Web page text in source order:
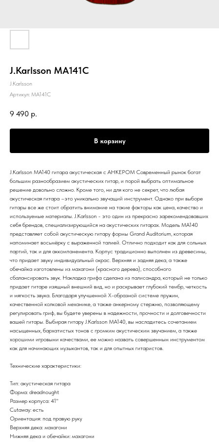
J.Karlsson MA141C
J.Karlsson
Артикул: MA141C
9 490 р.
В корзину
J.Karlsson MA140 гитара акустическая с АНКЕРОМ Современный рынок богат
большим разнообразием акустических гитар, и порой выбрать оптимальное
решение довольно сложно. Кроме того, ни для кого не секрет, что любая
акустическая гитара –это уникально звучащий инструмент. Однако при выборе
гитары все же стоит обратить внимание на такие факторы как цена, качество и
используемые материалы. J.Karlsson - это один из прекрасно зарекомендовавших
себя брендов, специализирующийся на акустических гитарах. Модель MA140
представляет собой акустическую гитару формы Grand Auditorium, которая
напоминает восьмёрку с выраженной талией. Отлично подходит как для сольных
партий, так и для аккомпанемента. Корпус традиционно выполнен из древесины,
что придает звуку индивидуальный окрас. Верхняя и задняя дека, а также
обечайка изготовлены из махагони (красного дерева), способного
сбалансировать звук. Накладка грифа сделана из палисандра, который не только
придает гитаре изящный внешний вид, но и раскрывает глубокий тембр, четкость
и мягкость звука. Благодаря улучшенной Х-образной системе пружин,
качественной колковой механике, а также анкерному стержню, позволяющему
регулировать гриф, вы будете уверены в надежности, прочности и долговечности
вашей гитары. Выбирая гитару J.Karlsson MA140, вы насладитесь сочетанием
насыщенных, бархатистых тонов с громким акустическим звучанием, а также
хорошими игровыми качествами, ее можно назвать совершенным инструментом
как для начинающих музыкантов, так и для опытных гитаристов.
Технические характеристики:
Тип: акустическая гитара
Форма: dreadnought
Размер корпуса: 41"
Cutaway: есть
Ориентация: под правую руку
Верхняя дека: махагони
Нижняя дека и обечайки: махагони